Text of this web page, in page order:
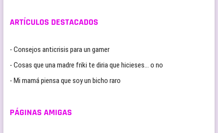
ARTÍCULOS DESTACADOS
- Consejos anticrisis para un gamer
- Cosas que una madre friki te diria que hicieses… o no
- Mi mamá piensa que soy un bicho raro
PÁGINAS AMIGAS